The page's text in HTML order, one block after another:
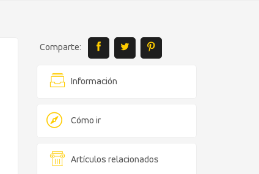
Comparte:
Información
Cómo ir
Artículos relacionados